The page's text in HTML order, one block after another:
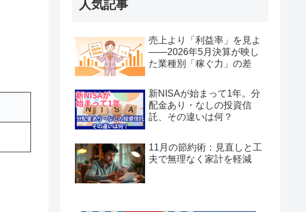
人気記事
売上より「利益率」を見よ
——2026年5月決算が映し
た業種別「稼ぐ力」の差
新NISAが始まって1年。分
配金あり・なしの投資信
託、その違いは何？
11月の節約術：見直しと工
夫で無理なく家計を軽減